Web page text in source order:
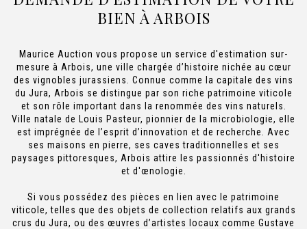
BIEN À ARBOIS
Maurice Auction vous propose un service d'estimation sur-
mesure à Arbois, une ville chargée d’histoire nichée au cœur
des vignobles jurassiens. Connue comme la capitale des vins
du Jura, Arbois se distingue par son riche patrimoine viticole
et son rôle important dans la renommée des vins naturels.
Ville natale de Louis Pasteur, pionnier de la microbiologie, elle
est imprégnée de l’esprit d’innovation et de recherche. Avec
ses maisons en pierre, ses caves traditionnelles et ses
paysages pittoresques, Arbois attire les passionnés d'histoire
et d'œnologie.
Si vous possédez des pièces en lien avec le patrimoine
viticole, telles que des objets de collection relatifs aux grands
crus du Jura, ou des œuvres d’artistes locaux comme Gustave